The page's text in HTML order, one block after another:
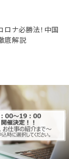
ナ必勝法！中国
底解説